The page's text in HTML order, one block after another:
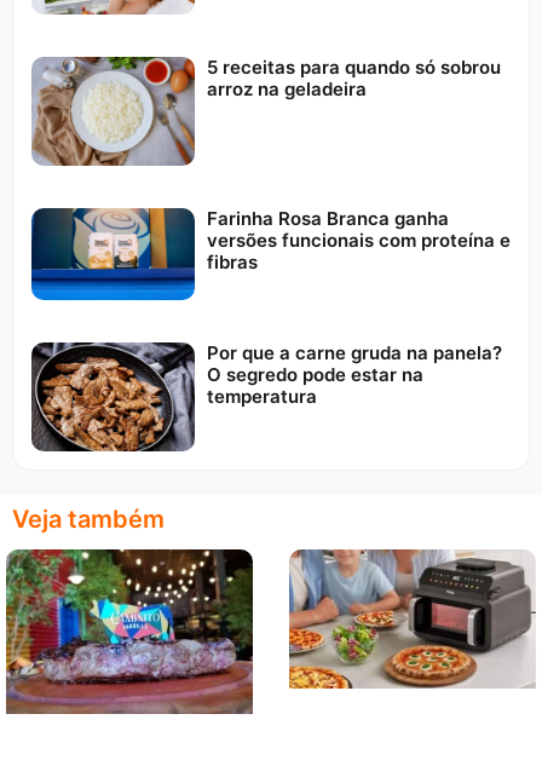
5 receitas para quando só sobrou
arroz na geladeira
Farinha Rosa Branca ganha
versões funcionais com proteína e
fibras
Por que a carne gruda na panela?
O segredo pode estar na
temperatura
Veja também